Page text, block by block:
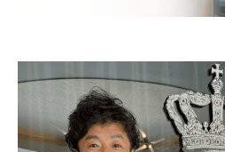
ONLINE
オリジナル
精油56種
グッズ基
アロマコラ